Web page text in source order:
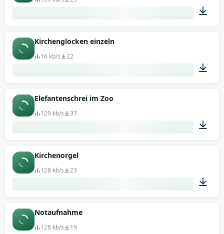
Kirchenglocken einzeln
16 kb/s 22
Elefantenschrei im Zoo
129 kb/s 37
Kirchenorgel
128 kb/s 23
Notaufnahme
128 kb/s 19